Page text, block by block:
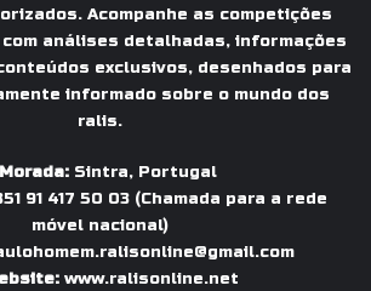
Acompanhe as competições
análises detalhadas, informações
exclusivos, desenhados para
informado sobre o mundo dos
ralis.
Morada: Sintra, Portugal
91 417 50 03(Chamada para a rede
móvel nacional)
www.ralisonline.net